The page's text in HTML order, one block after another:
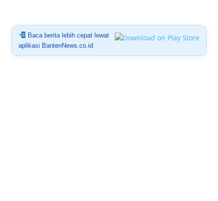
Baca berita lebih cepat lewat
aplikasi BantenNews.co.id